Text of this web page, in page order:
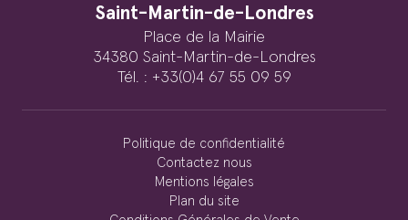
Saint-Martin-de-Londres
Place de la Mairie
34380 Saint-Martin-de-Londres
Tél. : +33(0)4 67 55 09 59
Politique de confidentialité
Contactez nous
Mentions légales
Plan du site